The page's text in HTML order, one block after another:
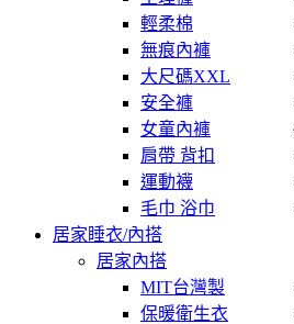
輕柔棉
無痕內褲
大尺碼XXL
安全褲
女童內褲
肩帶 背扣
運動襪
毛巾 浴巾
居家睡衣/內搭
居家內搭
MIT台灣製
保暖衛生衣